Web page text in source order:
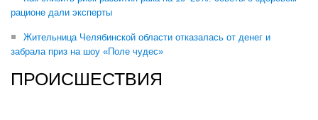
рационе дали эксперты
Жительница Челябинской области отказалась от денег и
забрала приз на шоу «Поле чудес»
ПРОИСШЕСТВИЯ